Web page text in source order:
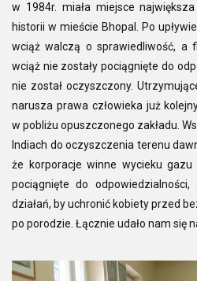
w 1984r. miała miejsce
historii w mieście Bhopal. Po
wciąż walczą o sprawiedliwość, a
wciąż nie zostały pociągnięte do
nie został oczyszczony.
narusza prawa człowieka już
w pobliżu opuszczonego zakładu.
Indiach do oczyszczenia terenu
że korporacje winne wycieku
pociągnięte do
działań, by uchronić kobiety przed
po porodzie. Łącznie udało nam się